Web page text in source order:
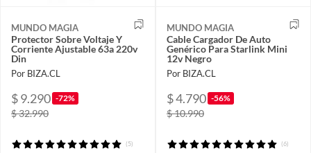
MUNDO MAGIA
Protector Sobre Voltaje Y
Corriente Ajustable 63a 220v
Din
Por BIZA.CL
$ 9.290 -72%
$ 32.990
(5)
MUNDO MAGIA
Cable Cargador De Auto
Genérico Para Starlink Mini
12v Negro
Por BIZA.CL
$ 4.790 -56%
$ 10.990
(6)